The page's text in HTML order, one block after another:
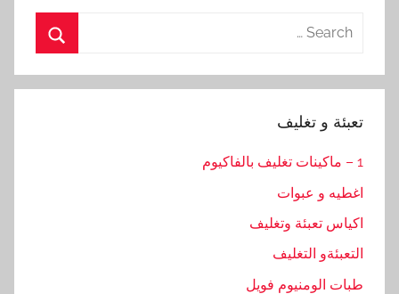
Search
تعبئة و تغليف
1 – ماكينات تغليف بالفاكيوم
اغطيه و عبوات
اكياس تعبئة وتغليف
التعبئةو التغليف
طبات الومنيوم فويل